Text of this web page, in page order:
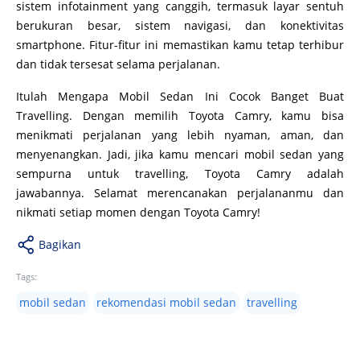
sistem infotainment yang canggih, termasuk layar sentuh
berukuran besar, sistem navigasi, dan konektivitas
smartphone. Fitur-fitur ini memastikan kamu tetap terhibur
dan tidak tersesat selama perjalanan.
Itulah Mengapa Mobil Sedan Ini Cocok Banget Buat
Travelling. Dengan memilih Toyota Camry, kamu bisa
menikmati perjalanan yang lebih nyaman, aman, dan
menyenangkan. Jadi, jika kamu mencari mobil sedan yang
sempurna untuk travelling, Toyota Camry adalah
jawabannya. Selamat merencanakan perjalananmu dan
nikmati setiap momen dengan Toyota Camry!
Bagikan
Tags:
mobil sedan rekomendasi mobil sedan travelling